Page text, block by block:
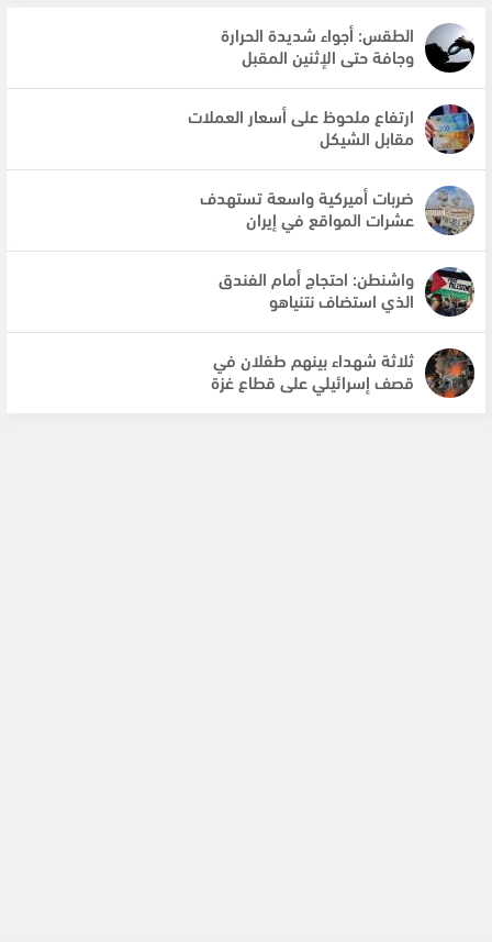
الطقس: أجواء شديدة الحرارة
وجافة حتى الإثنين المقبل
ارتفاع ملحوظ على أسعار العملات
مقابل الشيكل
ضربات أميركية واسعة تستهدف
عشرات المواقع في إيران
واشنطن: احتجاج أمام الفندق
الذي استضاف نتنياهو
ثلاثة شهداء بينهم طفلان في
قصف إسرائيلي على قطاع غزة